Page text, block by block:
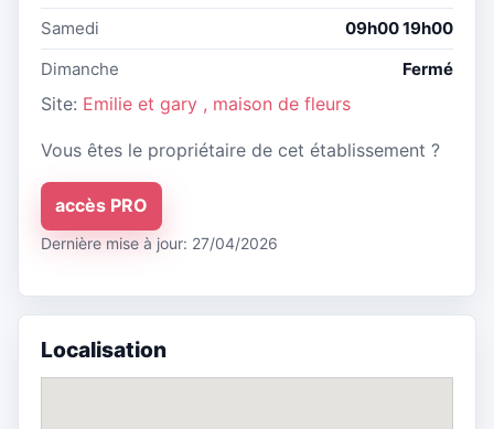
Samedi
09h00 19h00
Dimanche
Fermé
Site: Emilie et gary , maison de fleurs
Vous êtes le propriétaire de cet établissement ?
accès PRO
Dernière mise à jour: 27/04/2026
Localisation